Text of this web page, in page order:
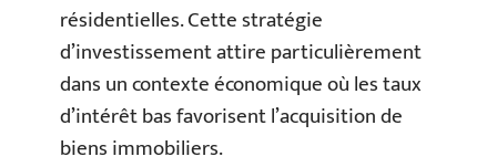
résidentielles. Cette stratégie
d’investissement attire particulièrement
dans un contexte économique où les taux
d’intérêt bas favorisent l’acquisition de
biens immobiliers.